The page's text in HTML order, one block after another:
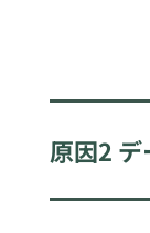
原因2